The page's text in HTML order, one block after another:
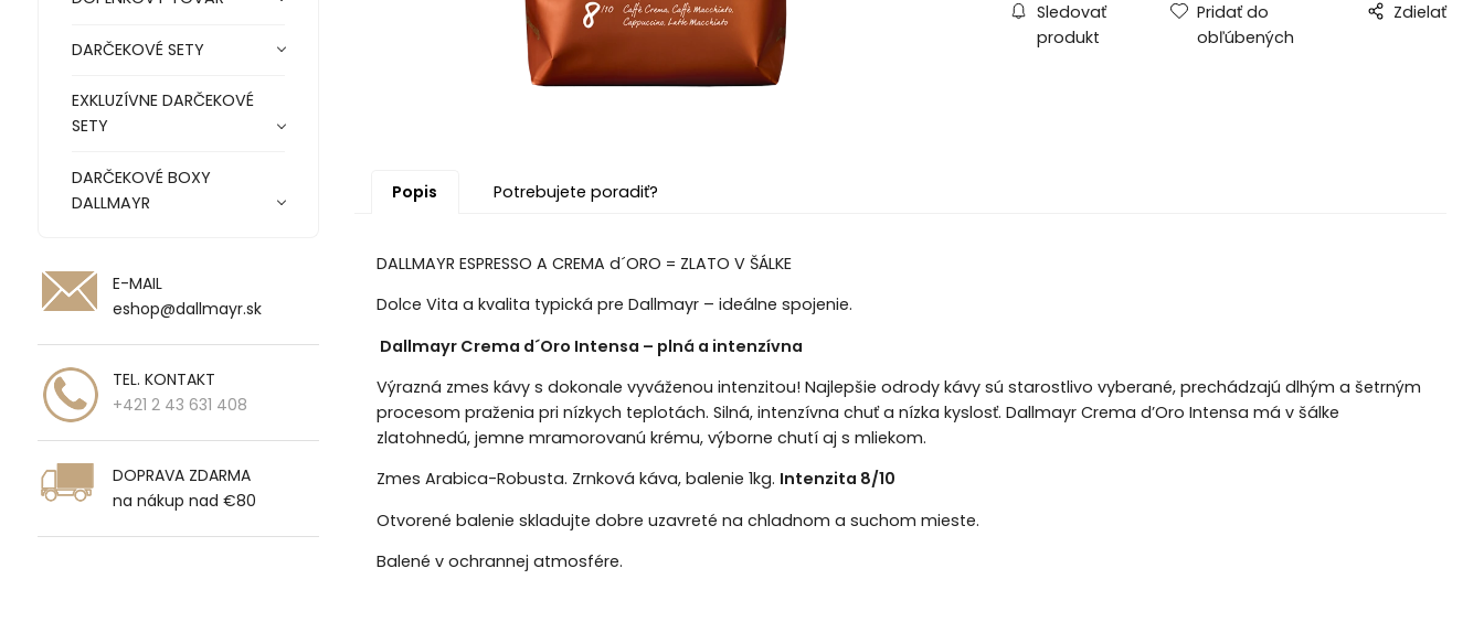
DARČEKOVÉ SETY
EXKLUZÍVNE DARČEKOVÉ
SETY
DARČEKOVÉ BOXY
DALLMAYR
E-MAIL
eshop@dallmayr.sk
TEL. KONTAKT
+421 2 43 631 408
DOPRAVA ZDARMA
na nákup nad €80
Sledovať
produkt
Pridať do
obľúbených
Zdielať
Popis Potrebujete poradiť?
DALLMAYR ESPRESSO A CREMA d´ORO = ZLATO V ŠÁLKE
Dolce Vita a kvalita typická pre Dallmayr – ideálne spojenie.
Dallmayr Crema d´Oro Intensa – plná a intenzívna
Výrazná zmes kávy s dokonale vyváženou intenzitou! Najlepšie odrody kávy sú starostlivo vyberané, prechádzajú dlhým a šetrným
procesom praženia pri nízkych teplotách. Silná, intenzívna chuť a nízka kyslosť. Dallmayr Crema d’Oro Intensa má v šálke
zlatohnedú, jemne mramorovanú krému, výborne chutí aj s mliekom.
Zmes Arabica-Robusta. Zrnková káva, balenie 1kg. Intenzita 8/10
Otvorené balenie skladujte dobre uzavreté na chladnom a suchom mieste.
Balené v ochrannej atmosfére.